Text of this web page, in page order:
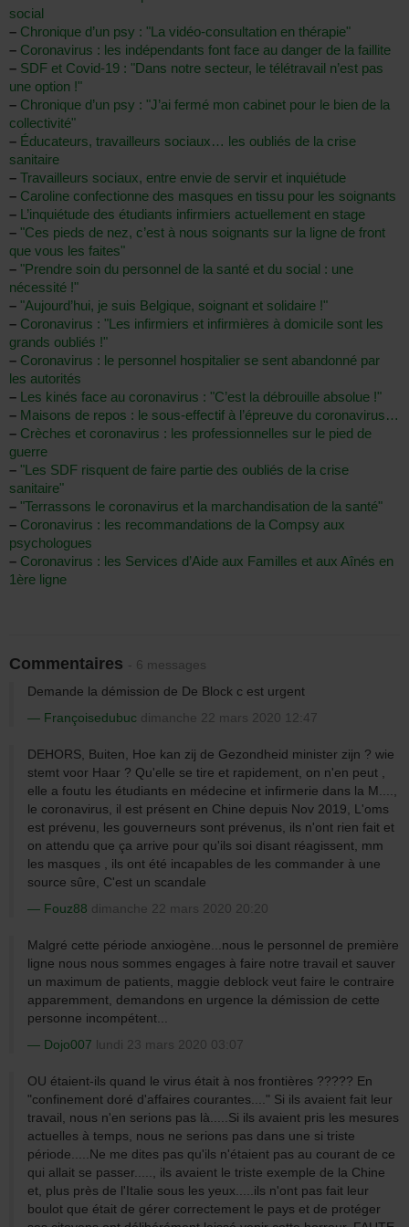
social
– Chronique d’un psy : "La vidéo-consultation en thérapie"
– Coronavirus : les indépendants font face au danger de la faillite
– SDF et Covid-19 : "Dans notre secteur, le télétravail n’est pas
une option !"
– Chronique d’un psy : "J’ai fermé mon cabinet pour le bien de la
collectivité"
– Éducateurs, travailleurs sociaux… les oubliés de la crise
sanitaire
– Travailleurs sociaux, entre envie de servir et inquiétude
– Caroline confectionne des masques en tissu pour les soignants
– L’inquiétude des étudiants infirmiers actuellement en stage
– "Ces pieds de nez, c’est à nous soignants sur la ligne de front
que vous les faites"
– "Prendre soin du personnel de la santé et du social : une
nécessité !"
– "Aujourd’hui, je suis Belgique, soignant et solidaire !"
– Coronavirus : "Les infirmiers et infirmières à domicile sont les
grands oubliés !"
– Coronavirus : le personnel hospitalier se sent abandonné par
les autorités
– Les kinés face au coronavirus : "C’est la débrouille absolue !"
– Maisons de repos : le sous-effectif à l’épreuve du coronavirus…
– Crèches et coronavirus : les professionnelles sur le pied de
guerre
– "Les SDF risquent de faire partie des oubliés de la crise
sanitaire"
– "Terrassons le coronavirus et la marchandisation de la santé"
– Coronavirus : les recommandations de la Compsy aux
psychologues
– Coronavirus : les Services d’Aide aux Familles et aux Aînés en
1ère ligne
Commentaires - 6 messages
Demande la démission de De Block c est urgent
Françoisedubuc dimanche 22 mars 2020 12:47
DEHORS, Buiten, Hoe kan zij de Gezondheid minister zijn ? wie
stemt voor Haar ? Qu'elle se tire et rapidement, on n'en peut ,
elle a foutu les étudiants en médecine et infirmerie dans la M....,
le coronavirus, il est présent en Chine depuis Nov 2019, L'oms
est prévenu, les gouverneurs sont prévenus, ils n'ont rien fait et
on attendu que ça arrive pour qu'ils soi disant réagissent, mm
les masques , ils ont été incapables de les commander à une
source sûre, C'est un scandale
Fouz88 dimanche 22 mars 2020 20:20
Malgré cette période anxiogène...nous le personnel de première
ligne nous nous sommes engages à faire notre travail et sauver
un maximum de patients, maggie deblock veut faire le contraire
apparemment, demandons en urgence la démission de cette
personne incompétent...
Dojo007 lundi 23 mars 2020 03:07
OU étaient-ils quand le virus était à nos frontières ????? En
"confinement doré d'affaires courantes...." Si ils avaient fait leur
travail, nous n'en serions pas là.....Si ils avaient pris les mesures
actuelles à temps, nous ne serions pas dans une si triste
période.....Ne me dites pas qu'ils n'étaient pas au courant de ce
qui allait se passer....., ils avaient le triste exemple de la Chine
et, plus près de l'Italie sous les yeux.....ils n'ont pas fait leur
boulot que était de gérer correctement le pays et de protéger